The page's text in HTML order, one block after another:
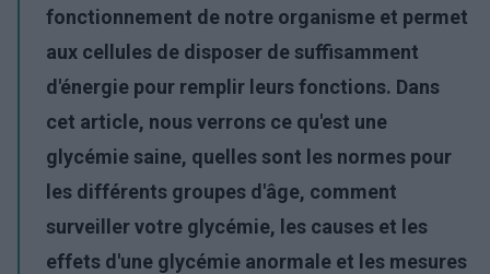
fonctionnement de notre organisme et permet
aux cellules de disposer de suffisamment
d'énergie pour remplir leurs fonctions. Dans
cet article, nous verrons ce qu'est une
glycémie saine, quelles sont les normes pour
les différents groupes d'âge, comment
surveiller votre glycémie, les causes et les
effets d'une glycémie anormale et les mesures